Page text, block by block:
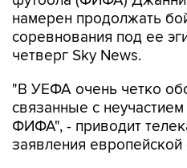
намерен продолжать
соревнования под ее
четверг Sky News.
"В УЕФА очень четко
связанные с
ФИФА", - приводит
заявления европейской